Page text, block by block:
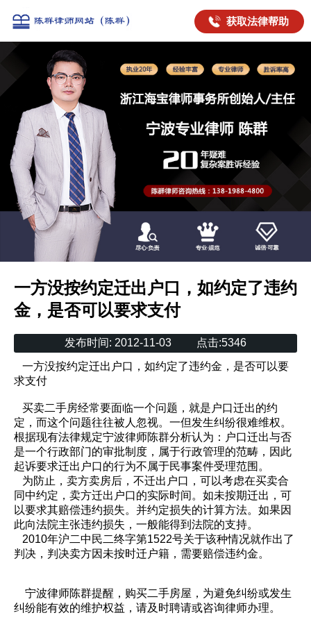
获取法律帮助
一方没按约定迁出户口，如约定了违约
金，是否可以要求支付
发布时间: 2012-11-03 点击:5346
一方没按约定迁出户口，如约定了违约金，是否可以要
求支付
买卖二手房经常要面临一个问题，就是户口迁出的约
定，而这个问题往往被人忽视。一但发生纠纷很难维权。
根据现有法律规定宁波律师陈群分析认为：户口迁出与否
是一个行政部门的审批制度，属于行政管理的范畴，因此
起诉要求迁出户口的行为不属于民事案件受理范围。
为防止，卖方卖房后，不迁出户口，可以考虑在买卖合
同中约定，卖方迁出户口的实际时间。如未按期迁出，可
以要求其赔偿违约损失。并约定损失的计算方法。如果因
此向法院主张违约损失，一般能得到法院的支持。
2010年沪二中民二终字第1522号关于该种情况就作出了
判决，判决卖方因未按时迁户籍，需要赔偿违约金。
宁波律师陈群提醒，购买二手房屋，为避免纠纷或发生
纠纷能有效的维护权益，请及时聘请或咨询律师办理。